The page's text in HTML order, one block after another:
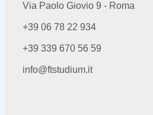
Via Paolo Giovio 9 - Roma
+39 06 78 22 934
+39 339 670 56 59
info@ftstudium.it